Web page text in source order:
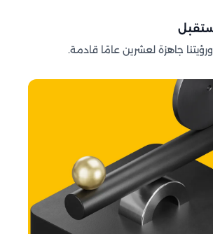
ورؤيتنا جاهزة لعشرين عامًا قادمة.